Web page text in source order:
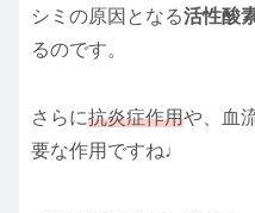
シミの原因となる活性酸
るのです。
さらに抗炎症作用や、血
要な作用ですね♩